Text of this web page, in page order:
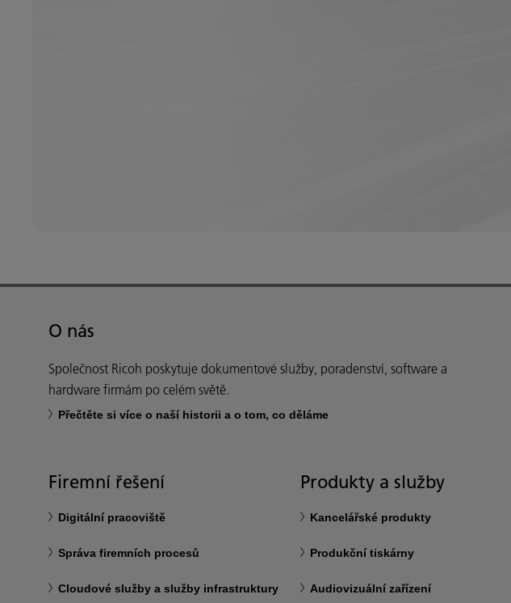
O nás
Společnost Ricoh poskytuje dokumentové služby, poradenství, software a
hardware firmám po celém světě.
Přečtěte si více o naší historii a o tom, co děláme
Firemní řešení
Digitální pracoviště
Správa firemních procesů
Cloudové služby a služby infrastruktury
Produkty a služby
Kancelářské produkty
Produkční tiskárny
Audiovizuální zařízení